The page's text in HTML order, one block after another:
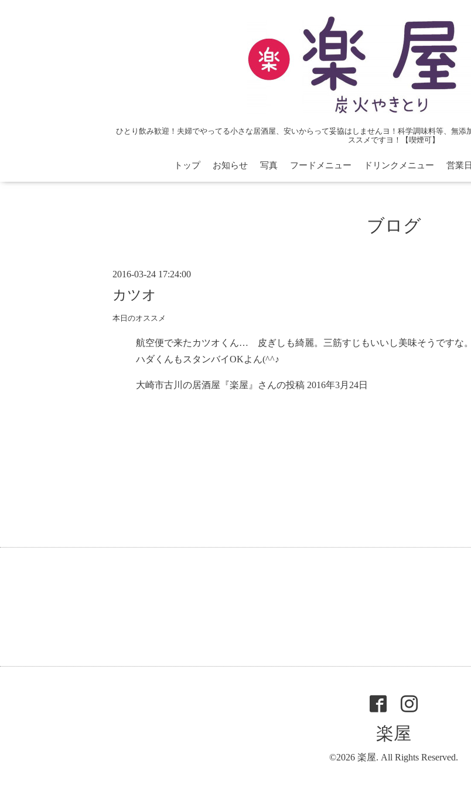
ひとり飲み歓迎！夫婦でやってる小さな居酒屋、安いからって妥協はしませんヨ！科学調味料等、無
ススメですヨ！【喫煙可】
トップ お知らせ 写真 フードメニュー ドリンクメニュー 営業日
ブログ
2016-03-24 17:24:00
カツオ
本日のオススメ
航空便で来たカツオくん… 皮ぎしも綺麗。三筋すじもいいし美味そうです
ハダくんもスタンバイOKよん(^^♪
大崎市古川の居酒屋『楽屋』 さんの投稿 2016年3月24日
楽屋
©2026 楽屋. All Rights Reserved.